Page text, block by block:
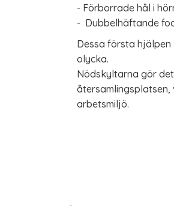
- Förborrade hål i
- Dubbelhäftande
Dessa första
olycka.
Nödskyltarna gör
arbetsmiljö.